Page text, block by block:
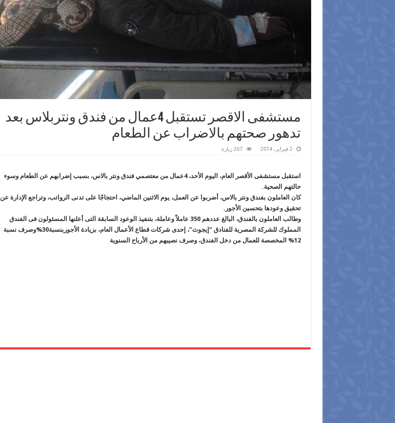
مستشفى الاقصر تستقبل 4عمال من فندق ونتربلاس بعد
تدهور صحتهم بالاضراب عن الطعام
2 فبراير، 2014 267 زيارة
استقبل مستشفى الأقصر العام، اليوم الأحد، 4عمال من معتصمي فندق ونتر بالاس، بسبب إضرابهم عن الطعام وسوء
حالتهم الصحية.
كان العاملون بفندق ونتر بالاس، أضربوا عن العمل، يوم الاثنين الماضي، احتجاجًا على تدنى الرواتب، وتراجع الإدارة عن
تحقيق وعودها بتحسين الأجور.
وطالب العاملون بالفندق، البالغ عددهم 350 عاملاً وعاملة، بتنفيذ الوعود السابقة التى أعلنها المسئولون فى الفندق
المملوك للشركة المصرية للفنادق “إيجوث”، إحدى شركات قطاع الأعمال العام، بزيادة الأجور بنسبة30
%وصرف نسبة
12% المخصصة للعمال من دخل الفندق، وصرف نصيبهم من الأرباح السنوية